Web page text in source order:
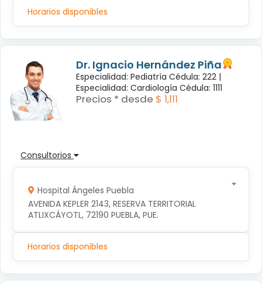
Horarios disponibles
Dr. Ignacio Hernández Piña
Especialidad: Pediatría Cédula: 222 |
Especialidad: Cardiología Cédula: 1111
Precios * desde $ 1,111
Consultorios
Hospital Ángeles Puebla
AVENIDA KEPLER 2143, RESERVA TERRITORIAL
ATLIXCÁYOTL, 72190 PUEBLA, PUE.
Horarios disponibles